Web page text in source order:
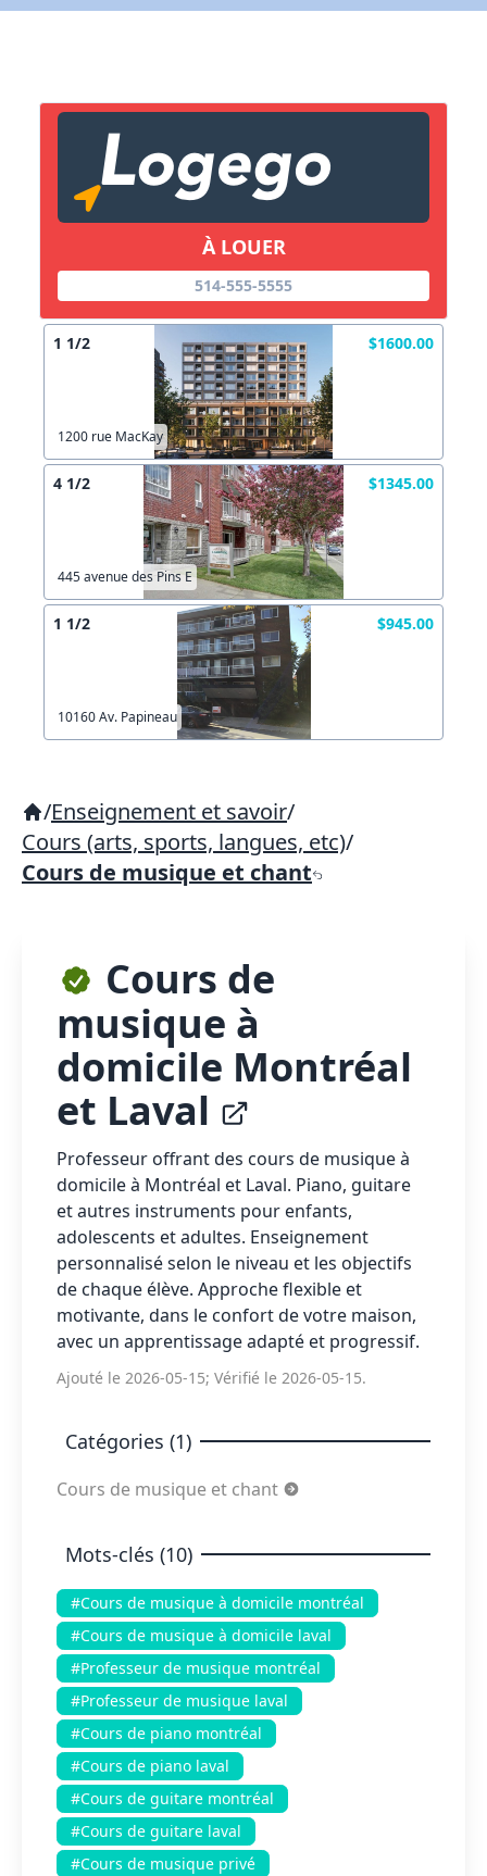
À LOUER
514-555-5555
1 1/2 $1600.00
1200 rue MacKay
4 1/2 $1345.00
445 avenue des Pins E
1 1/2 $945.00
10160 Av. Papineau
/Enseignement et savoir/
Cours (arts, sports, langues, etc)/
Cours de musique et chant
Cours de
musique à
domicile Montréal
et Laval
Professeur offrant des cours de musique à
domicile à Montréal et Laval. Piano, guitare
et autres instruments pour enfants,
adolescents et adultes. Enseignement
personnalisé selon le niveau et les objectifs
de chaque élève. Approche flexible et
motivante, dans le confort de votre maison,
avec un apprentissage adapté et progressif.
Ajouté le 2026-05-15; Vérifié le 2026-05-15.
Catégories (1)
Cours de musique et chant
Mots-clés (10)
#Cours de musique à domicile montréal
#Cours de musique à domicile laval
#Professeur de musique montréal
#Professeur de musique laval
#Cours de piano montréal
#Cours de piano laval
#Cours de guitare montréal
#Cours de guitare laval
#Cours de musique privé
X Fermer
Lien vers inscription (sera inclus dans courriel)
Copier lien
X Fermer Envoyez